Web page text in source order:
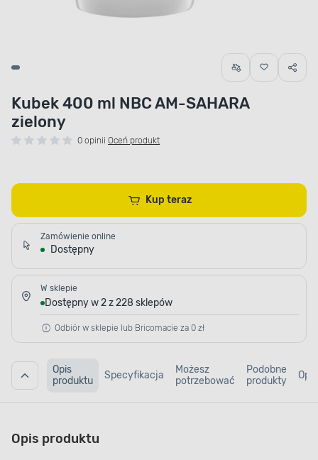
Kubek 400 ml NBC AM-SAHARA
zielony
0 opinii Oceń produkt
Kup teraz
Zamówienie online
Dostępny
W sklepie
Dostępny w 2 z 228 sklepów
Odbiór w sklepie lub Bricomacie za 0 zł
Opis
produktu
Specyfikacja
Możesz
potrzebować
Podobne
produkty
Opis produktu